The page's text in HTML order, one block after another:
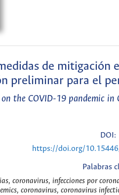
de mitigación
preliminar para el
the COVID-19 pandemic
DOI:
https://doi.org/
Palabras
coronavirus, infecciones por
coronavirus, coronavirus